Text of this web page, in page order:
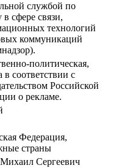
службой по
в сфере связи,
технологий
коммуникаций
политическая,
в соответствии с
Российской
о рекламе.
Федерация,
страны
Сергеевич